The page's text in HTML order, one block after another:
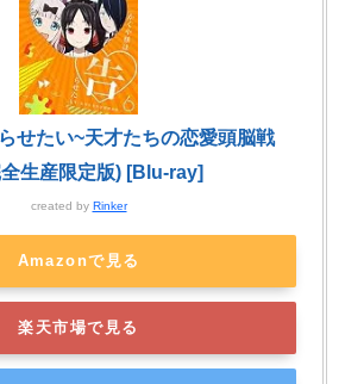
せたい~天才たちの恋愛頭脳戦
生産限定版) [Blu-ray]
created by Rinker
Amazonで見る
楽天市場で見る